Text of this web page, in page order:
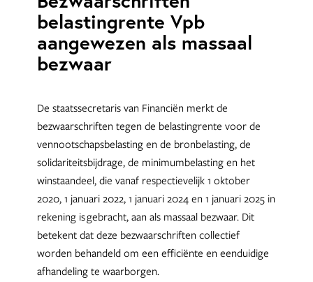
belastingrente Vpb
aangewezen als massaal
bezwaar
De staatssecretaris van Financiën merkt de
bezwaarschriften tegen de belastingrente voor de
vennootschapsbelasting en de bronbelasting, de
solidariteitsbijdrage, de minimumbelasting en het
winstaandeel, die vanaf respectievelijk 1 oktober
2020, 1 januari 2022, 1 januari 2024 en 1 januari 2025 in
rekening is gebracht, aan als massaal bezwaar. Dit
betekent dat deze bezwaarschriften collectief
worden behandeld om een efficiënte en eenduidige
afhandeling te waarborgen.